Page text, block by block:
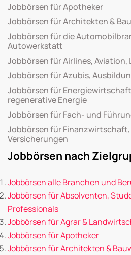
Jobbörsen für Apotheker
Jobbörsen für Architekten &
Jobbörsen für die
Autowerkstatt
Jobbörsen für Airlines, Aviation,
Jobbörsen für Azubis,
Jobbörsen für Energiewirtschaft
regenerative Energie
Jobbörsen für Fach- und
Jobbörsen für Finanzwirtschaft,
Versicherungen
Jobbörsen nach
Jobbörsen alle Branchen und
Jobbörsen für Absolventen,
Professionals
Jobbörsen für Agrar &
Jobbörsen für Apotheker
Jobbörsen für Architekten &